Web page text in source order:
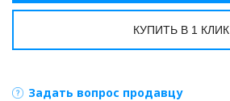
КУПИТЬ В 1 КЛИК
Задать вопрос продавцу